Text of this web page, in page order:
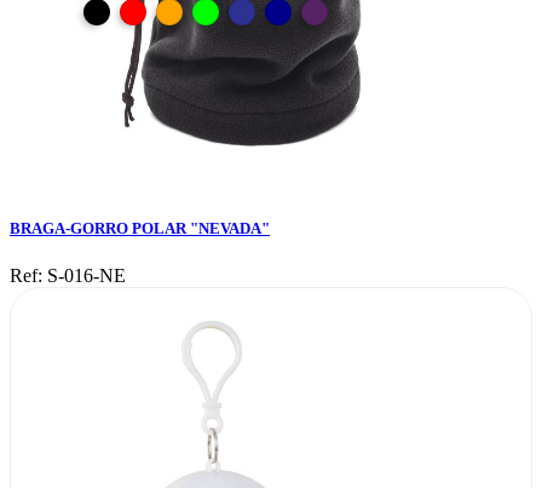
BRAGA-GORRO POLAR "NEVADA"
Ref: S-016-NE